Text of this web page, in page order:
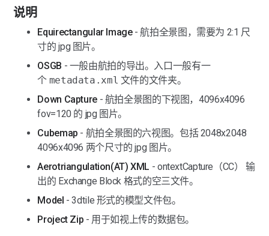
说明
Equirectangular Image - 航拍全景图，需要为 2:1 尺
寸的 jpg 图片。
OSGB - 一般由航拍的导出。入口一般有一
个 metadata.xml 文件的文件夹。
Down Capture - 航拍全景图的下视图，4096x4096
fov=120 的 jpg 图片。
Cubemap - 航拍全景图的六视图。包括 2048x2048
4096x4096 两个尺寸的 jpg 图片。
Aerotriangulation(AT) XML - ontextCapture（CC） 输
出的 Exchange Block 格式的空三文件。
Model - 3dtile 形式的模型文件包。
Project Zip - 用于如视上传的数据包。